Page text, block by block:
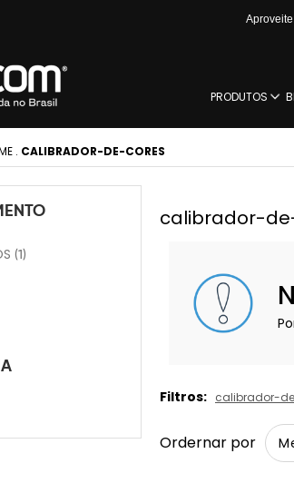
PRODUTOS
. CALIBRADOR-DE-CORES
(1)
calibrador-
Filtros: calibrador-
Ordernar por